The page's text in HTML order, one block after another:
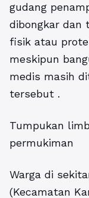
gudang
dibongkar dan
fisik atau
meskipun
medis masih
tersebut .
Tumpukan
permukiman
Warga di
(Kecamatan